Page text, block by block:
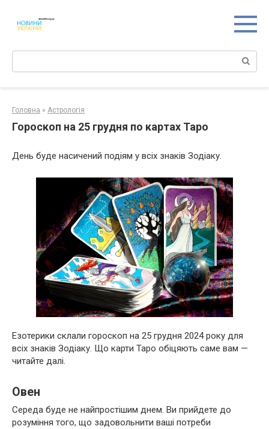
контенту
Поиск:
Головна » Астрологія
Гороскоп на 25 грудня по картах Таро
День буде насичений подіям у всіх знаків Зодіаку.
Езотерики склали гороскоп на 25 грудня 2024 року для
всіх знаків Зодіаку. Що карти Таро обіцяють саме вам —
читайте далі.
Овен
Середа буде не найпростішим днем. Ви прийдете до
розуміння того, що задовольнити ваші потреби